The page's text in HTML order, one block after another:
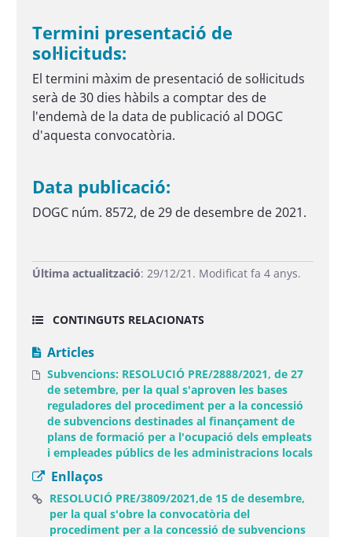
Termini presentació de
sol·licituds:
El termini màxim de presentació de sol·licituds
serà de 30 dies hàbils a comptar des de
l'endemà de la data de publicació al DOGC
d'aquesta convocatòria.
Data publicació:
DOGC núm. 8572, de 29 de desembre de 2021.
Última actualització: 29/12/21. Modificat fa 4 anys.
CONTINGUTS RELACIONATS
Articles
Subvencions: RESOLUCIÓ PRE/2888/2021, de 27
de setembre, per la qual s'aproven les bases
reguladores del procediment per a la concessió
de subvencions destinades al finançament de
plans de formació per a l'ocupació dels empleats
i empleades públics de les administracions locals
Enllaços
RESOLUCIÓ PRE/3809/2021,de 15 de desembre,
per la qual s'obre la convocatòria del
procediment per a la concessió de subvencions